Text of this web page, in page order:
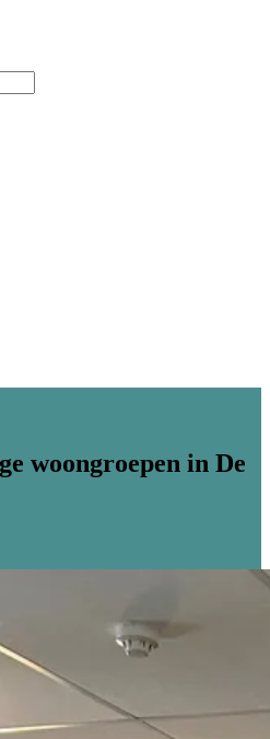
woongroepen in De